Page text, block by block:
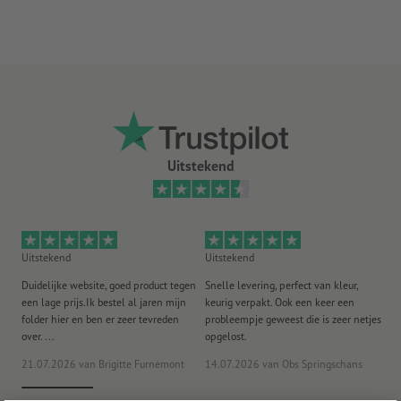
Uitstekend
Uitstekend
Duidelijke website, goed product tegen
een lage prijs.Ik bestel al jaren mijn
folder hier en ben er zeer tevreden
over. ...
21.07.2026 van Brigitte Furnèmont
Uitstekend
Snelle levering, perfect van kleur,
keurig verpakt. Ook een keer een
probleempje geweest die is zeer netjes
opgelost.
14.07.2026 van Obs Springschans